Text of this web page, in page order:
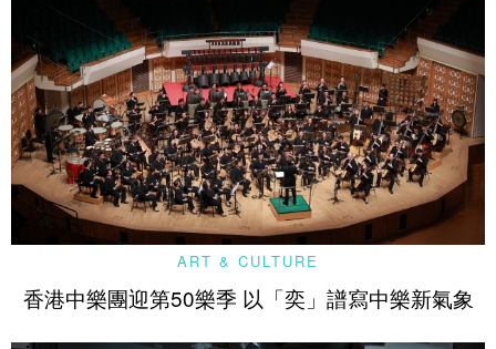
ART & CULTURE
香港中樂團迎第50樂季 以「奕」譜寫中樂新氣象